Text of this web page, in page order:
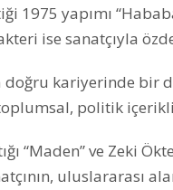
1975 yapımı
ise sanatçıyla
doğru kariyerinde bir
politik
“Maden” ve Zeki
uluslararası